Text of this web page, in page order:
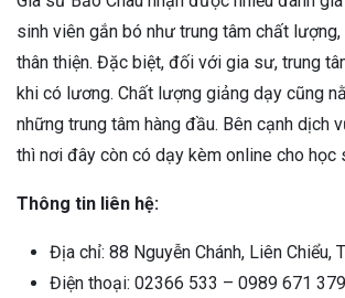
sinh viên gắn bó như trung tâm chất lượng,
thân thiện. Đặc biệt, đối với gia sư, trung
khi có lương. Chất lượng giảng dạy cũng
những trung tâm hàng đầu. Bên cạnh dịch
thì nơi đây còn có dạy kèm online cho học
Thông tin liên hệ:
Địa chỉ: 88 Nguyễn Chánh, Liên Chiểu,
Điện thoại: 02366 533 – 0989 671 379